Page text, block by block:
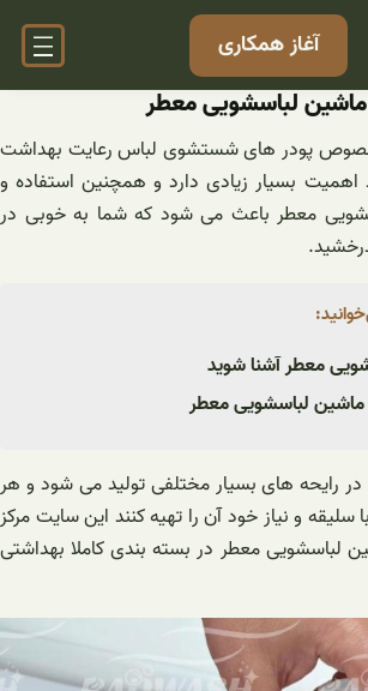
آغاز همکاری
لباسشویی معطر
خصوص پودر های شستشوی لباس رعایت بهداشت
بسیار زیادی دارد و همچنین استفاده و
معطر باعث می شود که شما به خوبی در
معطر آشنا شوید
لباسشویی معطر
رایحه های بسیار مختلفی تولید می شود و هر
و نیاز خود آن را تهیه کنند این سایت مرکز
لباسشویی معطر در بسته بندی کاملا بهداشتی